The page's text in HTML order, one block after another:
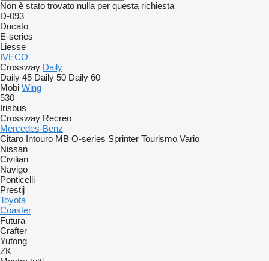
Non è stato trovato nulla per questa richiesta
D-093
Ducato
E-series
Liesse
IVECO
Crossway Daily
Daily 45 Daily 50 Daily 60
Mobi Wing
530
Irisbus
Crossway Recreo
Mercedes-Benz
Citaro Intouro MB O-series Sprinter Tourismo Vario
Nissan
Civilian
Navigo
Ponticelli
Prestij
Toyota
Coaster
Futura
Crafter
Yutong
ZK